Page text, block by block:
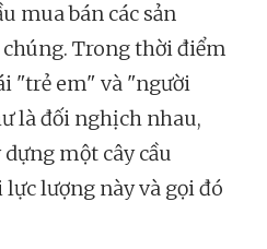
mua bán các sản
Trong thời điểm
"trẻ em" và "người
là đối nghịch nhau,
một cây cầu
lượng này và gọi đó